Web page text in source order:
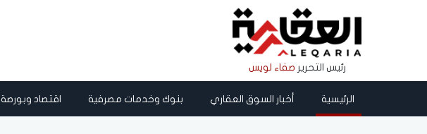
رئيس التحرير صفاء لويس
الرئيسية أخبار السوق العقاري بنوك وخدمات مصرفية اقتصاد وبورصة